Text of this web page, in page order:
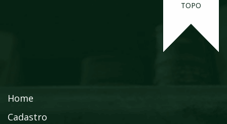
TOPO
Home
Cadastro